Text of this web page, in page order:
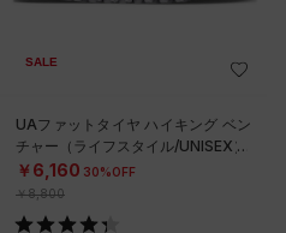
SALE
UAファットタイヤ ハイキング ベン
チャー（ライフスタイル/UNISEX）
￥6,160 30%OFF
￥8,800